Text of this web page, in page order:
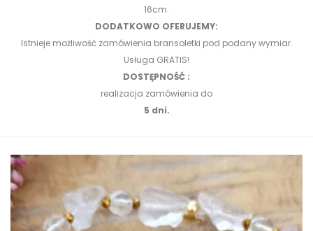
16cm.
DODATKOWO OFERUJEMY:
Istnieje możliwość zamówienia bransoletki pod podany wymiar.
Usługa GRATIS!
DOSTĘPNOŚĆ :
realizacja zamówienia do
5 dni.